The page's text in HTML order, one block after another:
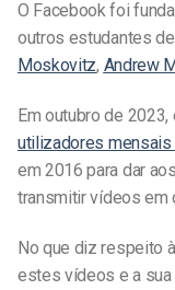
O Facebook foi
outros estudantes de
Moskovitz, Andrew
Em outubro de 2023,
utilizadores mensais
em 2016 para dar
transmitir vídeos em
No que diz respeito
estes vídeos e a sua